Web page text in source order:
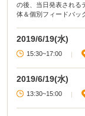
の後、当日発表される
体＆個別フィードバッ
2019/6/19(水)
15:30~17:00
|
2019/6/19(水)
13:30~15:00
|